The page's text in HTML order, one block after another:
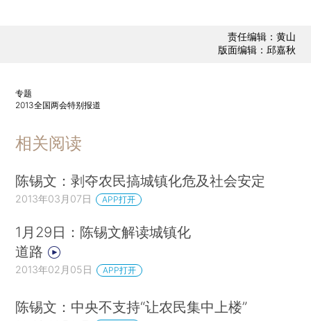
责任编辑：黄山
版面编辑：邱嘉秋
专题
2013全国两会特别报道
相关阅读
陈锡文：剥夺农民搞城镇化危及社会安定
2013年03月07日 APP打开
1月29日：陈锡文解读城镇化
道路
2013年02月05日 APP打开
陈锡文：中央不支持“让农民集中上楼”